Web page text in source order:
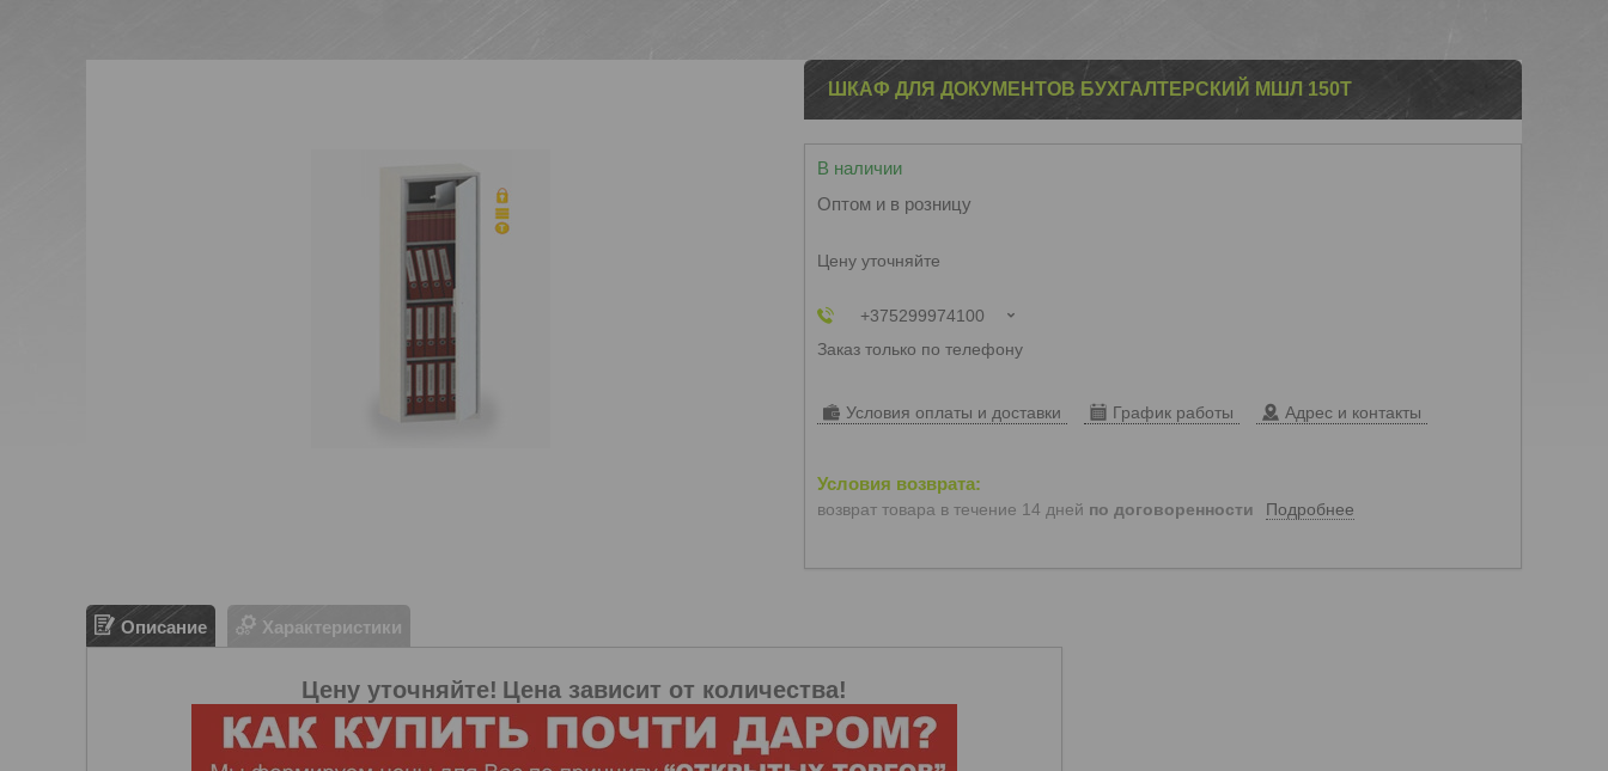
ШКАФ ДЛЯ ДОКУМЕНТОВ БУХГАЛТЕРСКИЙ МШЛ 150Т
В наличии
Оптом и в розницу
Цену уточняйте
+375299974100
Заказ только по телефону
Условия оплаты и доставки График работы Адрес и контакты
возврат товара в течение 14 дней по договоренности Подробнее
Описание Характеристики
Цену уточняйте! Цена зависит от количества!